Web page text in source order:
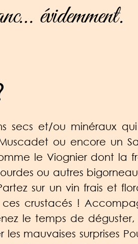
évidemment.
secs et/ou minéraux
ou encore un
le Viognier dont la
ou autres
sur un vin frais et
crustacés !
le temps de
mauvaises surprises